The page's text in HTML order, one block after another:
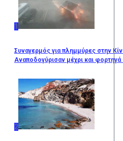
1
Συναγερμός για πλημμύρες στην
Αναποδογύρισαν μέχρι και φορτηγά
2